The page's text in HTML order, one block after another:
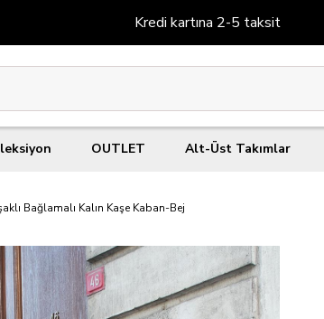
Kredi kartına 2-5 taksit
OUTLET Alt-Üst Takımlar
Bağlamalı Kalın Kaşe Kaban-Bej